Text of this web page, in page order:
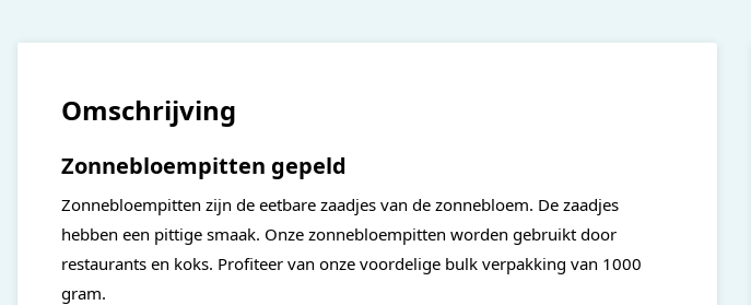
Omschrijving
Zonnebloempitten gepeld
Zonnebloempitten zijn de eetbare zaadjes van de zonnebloem. De zaadjes
hebben een pittige smaak. Onze zonnebloempitten worden gebruikt door
restaurants en koks. Profiteer van onze voordelige bulk verpakking van 1000
gram.